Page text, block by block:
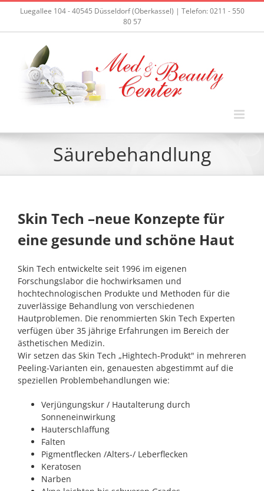
Zum
springen
Luegallee 104 - 40545 Düsseldorf (Oberkassel) | Telefon: 0211 - 550
80 57
Säurebehandlung
Skin Tech –neue Konzepte für
eine gesunde und schöne Haut
Skin Tech entwickelte seit 1996 im eigenen
Forschungslabor die hochwirksamen und
hochtechnologischen Produkte und Methoden für die
zuverlässige Behandlung von verschiedenen
Hautproblemen. Die renommierten Skin Tech Experten
verfügen über 35 jährige Erfahrungen im Bereich der
ästhetischen Medizin.
Wir setzen das Skin Tech „Hightech-Produkt" in mehreren
Peeling-Varianten ein, genauesten abgestimmt auf die
speziellen Problembehandlungen wie:
Verjüngungskur / Hautalterung durch
Sonneneinwirkung
Hauterschlaffung
Falten
Pigmentflecken /Alters-/ Leberflecken
Keratosen
Narben